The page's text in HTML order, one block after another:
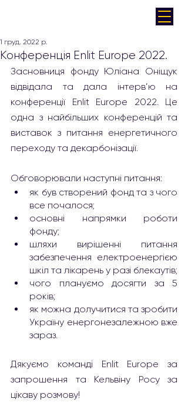
Конференція Enlit Europe 2022.
1 груд. 2022 р.
Засновниця фонду Юліана Оніщук
відвідала та дала інтерв’ю на
конференції Enlit Europe 2022. Це
одна з найбільших конференцій та
виставок з питання енергетичного
переходу та декарбонізації.
Обговорювали наступні питання:
як був створений фонд та з чого
все почалося;
основні напрямки роботи
фонду;
шляхи вирішенні питання
забезпечення електроенергією
чого плануємо досягти за 5
років;
як можна долучитися та зробити
Україну енергонезалежною вже
зараз.
Дякуємо команді Enlit Europe за
запрошення та Кельвіну Росу за
цікаву розмову!